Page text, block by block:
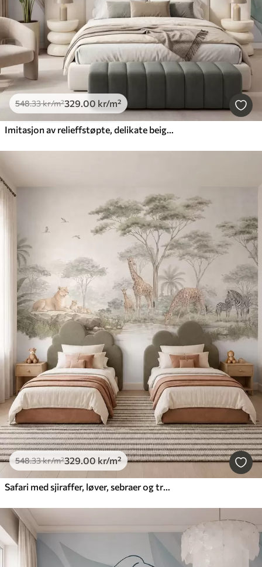
548.33kr/m²329.00 kr/m²
Imitasjon av relieffstøpte, delikate beige-grønne blader
548.33kr/m²329.00 kr/m²
Safari med sjiraffer, løver, sebraer og tropiske trær